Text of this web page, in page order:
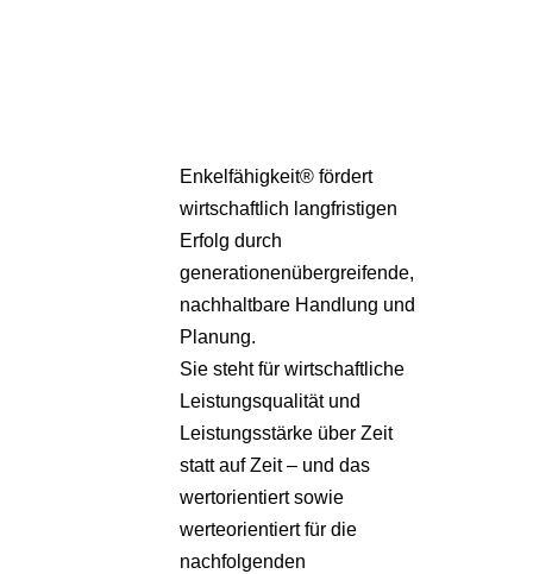
Enkelfähigkeit® fördert
wirtschaftlich langfristigen
Erfolg durch
generationenübergreifende,
nachhaltbare Handlung und
Planung.
Sie steht für wirtschaftliche
Leistungsqualität und
Leistungsstärke über Zeit
statt auf Zeit – und das
wertorientiert sowie
werteorientiert für die
nachfolgenden